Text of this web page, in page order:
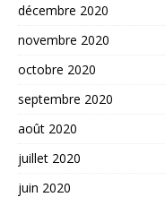
décembre 2020
novembre 2020
octobre 2020
septembre 2020
août 2020
juillet 2020
juin 2020